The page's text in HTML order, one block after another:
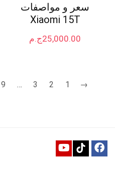
سعر و مواصفات
Xiaomi 15T
ج.م25,000.00
→
1
2
3
…
9